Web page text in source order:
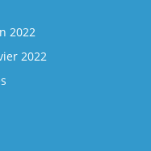
2022
2022